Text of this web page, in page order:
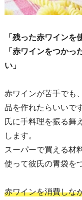
「残った赤ワインを
「赤ワインをつか
い」
赤ワインが苦手でも
品を作れたらいいで
氏に手料理を振る舞
します。
スーパーで買える材
使って彼氏の胃袋を
赤ワインを消費しな